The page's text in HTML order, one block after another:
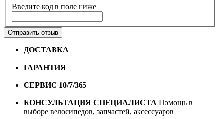
Введите код в поле ниже
Отправить отзыв
ДОСТАВКА
ГАРАНТИЯ
СЕРВИС 10/7/365
КОНСУЛЬТАЦИЯ СПЕЦИАЛИСТА Помощь в
выборе велосипедов, запчастей, аксессуаров